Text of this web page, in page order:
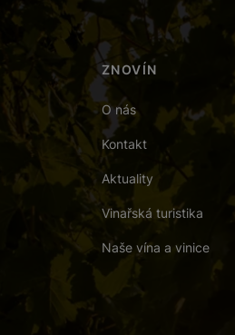
ZNOVÍN
O nás
Kontakt
Aktuality
Vinařská turistika
Naše vína a vinice